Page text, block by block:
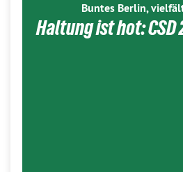
Buntes Berlin,
Haltung ist hot: CSD